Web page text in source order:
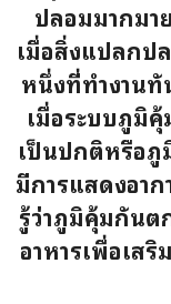
ปลอมมากมา
เมื่อสิ่งแปลกป
หนึ่งที่ทำงาน
เมื่อระบบภูมิคุ้
เป็นปกติหรือภู
มีการแสดงอาก
รู้ว่าภูมิคุ้มกันต
อาหารเพื่อเส